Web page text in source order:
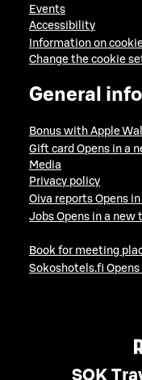
Events
Accessibility
Information on
Change the cookie
General
Bonus with Apple
Gift card Opens in a
Media
Privacy policy
Oiva reports Opens
Jobs Opens in a new
Book for meeting
Sokoshotels.fi
SOK